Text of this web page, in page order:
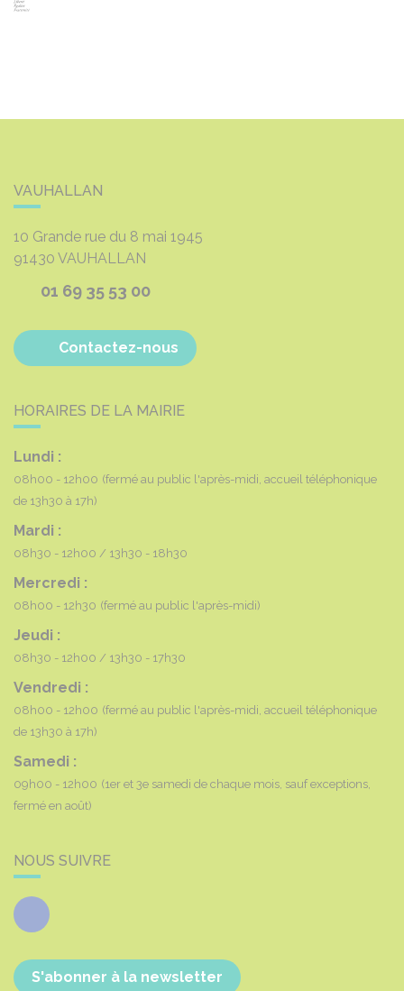
VAUHALLAN
10 Grande rue du 8 mai 1945
91430 VAUHALLAN
01 69 35 53 00
Contactez-nous
HORAIRES DE LA MAIRIE
Lundi :
08h00 - 12h00 (fermé au public l'après-midi, accueil téléphonique
de 13h30 à 17h)
Mardi :
08h30 - 12h00 13h30 - 18h30
Mercredi :
08h00 - 12h30 (fermé au public l'après-midi)
Jeudi :
08h30 - 12h00 13h30 - 17h30
Vendredi :
08h00 - 12h00 (fermé au public l'après-midi, accueil téléphonique
de 13h30 à 17h)
Samedi :
09h00 - 12h00 (1er et 3e samedi de chaque mois, sauf exceptions,
fermé en août)
NOUS SUIVRE
Facebook
S'abonner à la newsletter